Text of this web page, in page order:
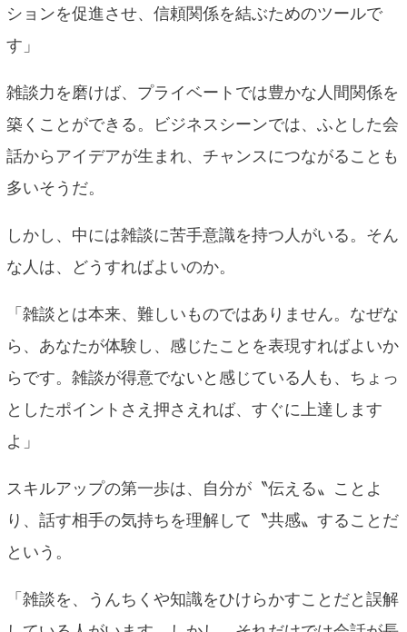
ションを促進させ、信頼関係を結ぶためのツールで
す」
雑談力を磨けば、プライベートでは豊かな人間関係を
築くことができる。ビジネスシーンでは、ふとした会
話からアイデアが生まれ、チャンスにつながることも
多いそうだ。
しかし、中には雑談に苦手意識を持つ人がいる。そん
な人は、どうすればよいのか。
「雑談とは本来、難しいものではありません。なぜな
ら、あなたが体験し、感じたことを表現すればよいか
らです。雑談が得意でないと感じている人も、ちょっ
としたポイントさえ押さえれば、すぐに上達します
よ」
スキルアップの第一歩は、自分が〝伝える〟ことよ
り、話す相手の気持ちを理解して〝共感〟することだ
という。
「雑談を、うんちくや知識をひけらかすことだと誤解